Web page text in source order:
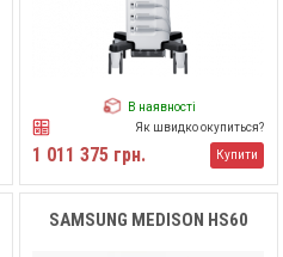
В наявності
Як швидко окупиться?
1 011 375 грн. Купити
SAMSUNG MEDISON HS60